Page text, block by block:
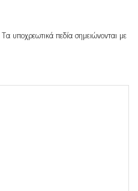
Τα υποχρεωτικά πεδία σημειώνονται με